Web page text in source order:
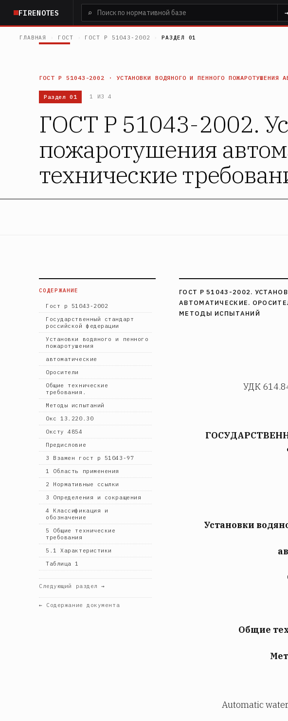
основному
содержанию
FIRENOTES ⌕ →
ГЛАВНАЯ ГОСТ ГОСТ Р 51043-2002 РАЗДЕЛ 01
ГОСТ Р 51043-2002 · УСТАНОВКИ ВОДЯНОГО И ПЕННОГО ПОЖАРОТУШЕНИЯ
Раздел 01 1 ИЗ 4
ГОСТ Р 51043-2002.
пожаротушения
технические
СОДЕРЖАНИЕ
Гост р 51043-2002
Государственный стандарт
российской федерации
Установки водяного и пенного
пожаротушения
автоматические
Оросители
Общие технические
требования.
Методы испытаний
Окс 13.220.30
Оксту 4854
Предисловие
3 Взамен гост р 51043-97
1 Область применения
2 Нормативные ссылки
3 Определения и сокращения
4 Классификация и
обозначение
5 Общие технические
требования
5.1 Характеристики
Таблица 1
Следующий раздел →
← Содержание документа
ГОСТ Р 51043-2002.
АВТОМАТИЧЕСКИЕ.
МЕТОДЫ ИСПЫТАНИЙ
УДК
Установки
Общие
Automatic